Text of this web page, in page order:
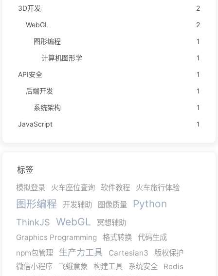
3D开发
2
WebGL
2
图形编程
1
计算机图形学
1
API安全
1
后端开发
1
系统架构
1
JavaScript
1
标签
模拟登录 火车座位查询 软件教程 火车旅行体验
图形编程 开发辅助 图像质量 Python
ThinkJS WebGL
冥想辅助
Graphics Programming
格式转换
代码生成
npm包管理
生产力工具 Cartesian3
版权保护
微信小程序
飞蛾意象 构建工具 系统安全
Redis